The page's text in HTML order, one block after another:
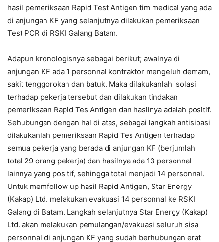
hasil pemeriksaan Rapid Test Antigen tim medical yang ada
di anjungan KF yang selanjutnya dilakukan pemeriksaan
Test PCR di RSKI Galang Batam.
Adapun kronologisnya sebagai berikut; awalnya di
anjungan KF ada 1 personnal kontraktor mengeluh demam,
sakit tenggorokan dan batuk. Maka dilakukanlah isolasi
terhadap pekerja tersebut dan dilakukan tindakan
pemeriksaan Rapid Tes Antigen dan hasilnya adalah positif.
Sehubungan dengan hal di atas, sebagai langkah antisipasi
dilakukanlah pemeriksaan Rapid Tes Antigen terhadap
semua pekerja yang berada di anjungan KF (berjumlah
total 29 orang pekerja) dan hasilnya ada 13 personnal
lainnya yang positif, sehingga total menjadi 14 personnal.
Untuk memfollow up hasil Rapid Antigen, Star Energy
(Kakap) Ltd. melakukan evakuasi 14 personnal ke RSKI
Galang di Batam. Langkah selanjutnya Star Energy (Kakap)
Ltd. akan melakukan pemulangan/evakuasi seluruh sisa
personnal di anjungan KF yang sudah berhubungan erat